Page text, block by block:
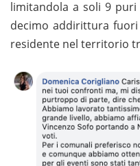
limitandola a soli 9
decimo addirittura
residente nel territorio